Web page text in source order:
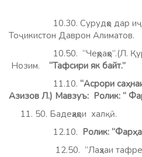
10.30. Сурудҳо дар
Тоҷикистон Даврон Алиматов.
10.50. “Чеҳраҳо”.(Л.
Нозим. “Тафсири як байт.”
11.10. “Асрори
Азизов Л.) Мавзуъ: Ролик: “
11. 50. Бадеҳаҳои халқӣ.
12.10. Ролик:
12.50. “Лаҳзаи тафреҳ.”